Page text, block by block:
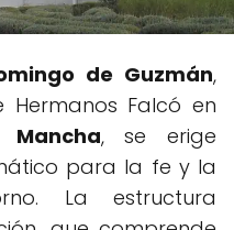
de Guzmán,
Falcó en
Mancha, se erige
para la fe y la
La estructura